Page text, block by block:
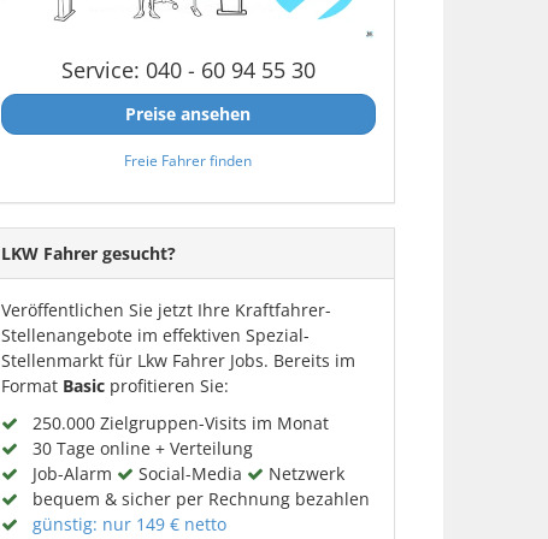
Service: 040 - 60 94 55 30
Preise ansehen
Freie Fahrer finden
LKW Fahrer gesucht?
Veröffentlichen Sie jetzt Ihre Kraftfahrer-
Stellenangebote im effektiven Spezial-
Stellenmarkt für Lkw Fahrer Jobs. Bereits im
Format Basicprofitieren Sie:
250.000 Zielgruppen-Visits im Monat
30 Tage online + Verteilung
Job-Alarm
Social-Media
Netzwerk
bequem & sicher per Rechnung bezahlen
günstig: nur 149 € netto